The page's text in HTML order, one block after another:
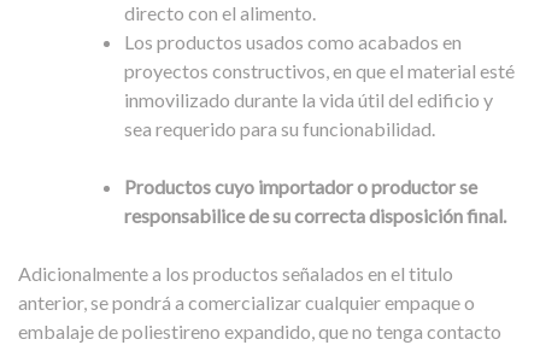
directo con el alimento.
Los productos usados como acabados en
proyectos constructivos, en que el material esté
inmovilizado durante la vida útil del edificio y
sea requerido para su funcionabilidad.
Productos cuyo importador o productor se
responsabilice de su correcta disposición final.
Adicionalmente a los productos señalados en el titulo
anterior, se pondrá a comercializar cualquier empaque o
embalaje de poliestireno expandido, que no tenga contacto